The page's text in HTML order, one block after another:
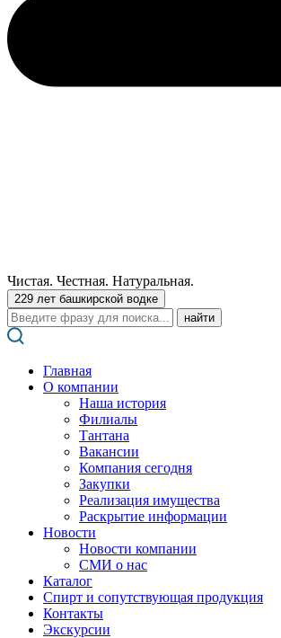
Чистая. Честная. Натуральная.
229 лет башкирской водке
Поиск:
Главная
О компании
Наша история
Филиалы
Тантана
Вакансии
Компания сегодня
Закупки
Реализация имущества
Раскрытие информации
Новости
Новости компании
СМИ о нас
Каталог
Спирт и сопутствующая продукция
Контакты
Экскурсии